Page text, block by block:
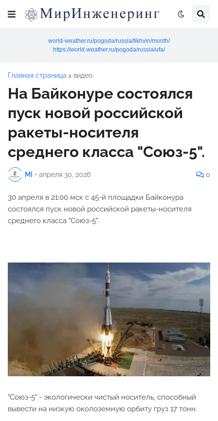
world-weather.ru/pogoda/russia/tikhvin/month/
https://world-weather.ru/pogoda/russia/ufa/
Главная страница видео
На Байконуре состоялся
пуск новой российской
ракеты-носителя
среднего класса "Союз-5".
MI • апреля 30, 2026 0
30 апреля в 21:00 мск с 45-й площадки Байконура
состоялся пуск новой российской ракеты-носителя
среднего класса "Союз-5".
"Союз-5" - экологически чистый носитель, способный
вывести на низкую околоземную орбиту груз 17 тонн.